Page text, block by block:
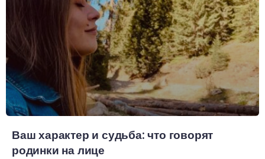
Ваш характер и судьба: что говорят
родинки на лице